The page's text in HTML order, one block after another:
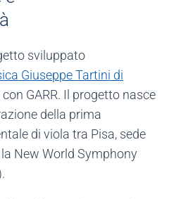
sviluppato
Giuseppe Tartini di
GARR. Il progetto nasce
della prima
di viola tra Pisa, sede
New World Symphony